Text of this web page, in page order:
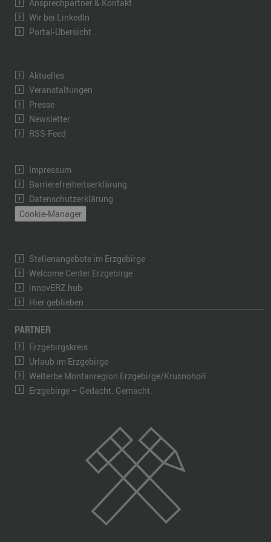
Ansprechpartner & Kontakt
Wir bei LinkedIn
Portal-Übersicht
Aktuelles
Veranstaltungen
Presse
Newsletter
RSS-Feed
Impressum
Barrierefreiheitserklärung
Datenschutzerklärung
Cookie-Manager
Stellenangebote im Erzgebirge
Welcome Center Erzgebirge
innovERZ.hub
Hier geblieben
PARTNER
Erzgebirgskreis
Urlaub im Erzgebirge
Welterbe Montanregion Erzgebirge/Krušnohoří
Erzgebirge – Gedacht. Gemacht.